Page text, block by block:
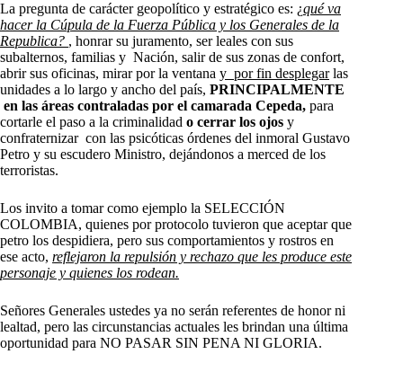
La pregunta de carácter geopolítico y estratégico es: ¿qué va
hacer la Cúpula de la Fuerza Pública y los Generales de la
Republica? , honrar su juramento, ser leales con sus
subalternos, familias y Nación, salir de sus zonas de confort,
abrir sus oficinas, mirar por la ventana y por fin desplegarlas
unidades a lo largo y ancho del país, PRINCIPALMENTE
en las áreas contraladas por el camarada Cepeda, para
cortarle el paso a la criminalidad o cerrar los ojos y
confraternizar con las psicóticas órdenes del inmoral Gustavo
Petro y su escudero Ministro, dejándonos a merced de los
terroristas.
Los invito a tomar como ejemplo la SELECCIÓN
COLOMBIA, quienes por protocolo tuvieron que aceptar que
petro los despidiera, pero sus comportamientos y rostros en
ese acto, reflejaron la repulsión y rechazo que les produce este
personaje y quienes los rodean.
Señores Generales ustedes ya no serán referentes de honor ni
lealtad, pero las circunstancias actuales les brindan una última
oportunidad para NO PASAR SIN PENA NI GLORIA.